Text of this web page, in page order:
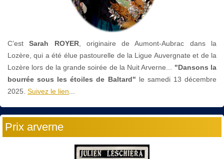
C’estSarah ROYER, originaire de Aumont-Aubrac dans la
Lozère, qui a été élue pastourelle de la Ligue Auvergnate et de la
Lozère lors de la grande soirée de la Nuit Arverne... "Dansons la
bourrée sous les étoiles de Baltard" le samedi 13 décembre
2025. Suivez le lien...
Prix arverne